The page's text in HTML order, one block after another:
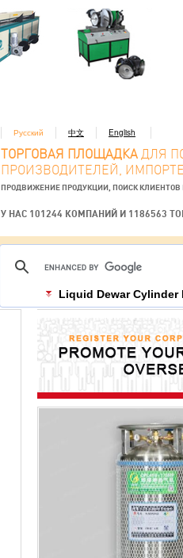
Русский 中文 English
ТОРГОВАЯ ПЛОЩАДКА ДЛЯ
ПРОИЗВОДИТЕЛЕЙ,
ПРОДВИЖЕНИЕ ПРОДУКЦИИ, ПОИСК КЛИЕНТОВ
У НАС 101244 КОМПАНИЙ И 1186563
Liquid Dewar Cylinder